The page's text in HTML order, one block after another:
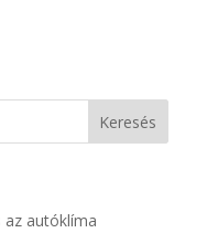
autóklíma